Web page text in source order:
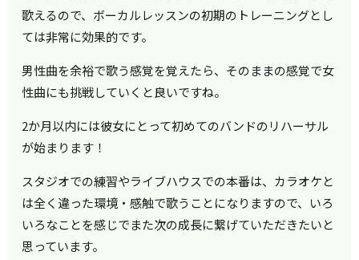
歌えるので、ボーカルレッスンの初期のトレーニングとし
ては非常に効果的です。
男性曲を余裕で歌う感覚を覚えたら、そのままの感覚で女
性曲にも挑戦していくと良いですね。
2か月以内には彼女にとって初めてのバンドのリハーサル
が始まります！
スタジオでの練習やライブハウスでの本番は、カラオケと
は全く違った環境・感触で歌うことになりますので、いろ
いろなことを感じでまた次の成長に繋げていただきたいと
思っています。